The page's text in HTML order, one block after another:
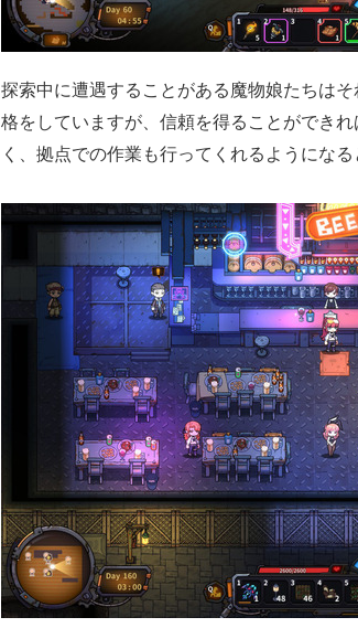
探索中に遭遇することがある魔物娘たちは
格をしていますが、信頼を得ることができ
く、拠点での作業も行ってくれるようになる